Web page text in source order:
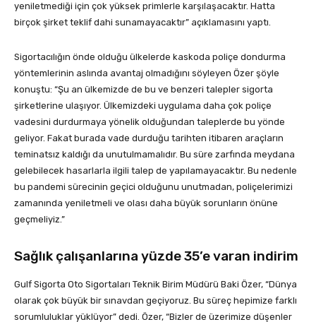
yeniletmediği için çok yüksek primlerle karşılaşacaktır. Hatta
birçok şirket teklif dahi sunamayacaktır” açıklamasını yaptı.
Sigortacılığın önde olduğu ülkelerde kaskoda poliçe dondurma
yöntemlerinin aslında avantaj olmadığını söyleyen Özer şöyle
konuştu: “Şu an ülkemizde de bu ve benzeri talepler sigorta
şirketlerine ulaşıyor. Ülkemizdeki uygulama daha çok poliçe
vadesini durdurmaya yönelik olduğundan taleplerde bu yönde
geliyor. Fakat burada vade durduğu tarihten itibaren araçların
teminatsız kaldığı da unutulmamalıdır. Bu süre zarfında meydana
gelebilecek hasarlarla ilgili talep de yapılamayacaktır. Bu nedenle
bu pandemi sürecinin geçici olduğunu unutmadan, poliçelerimizi
zamanında yeniletmeli ve olası daha büyük sorunların önüne
geçmeliyiz.”
Sağlık çalışanlarına yüzde 35’e varan indirim
Gulf Sigorta Oto Sigortaları Teknik Birim Müdürü Baki Özer, “Dünya
olarak çok büyük bir sınavdan geçiyoruz. Bu süreç hepimize farklı
sorumluluklar yüklüyor” dedi. Özer, “Bizler de üzerimize düşenler